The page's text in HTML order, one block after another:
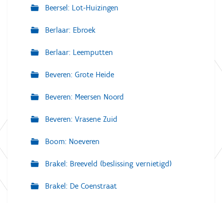
Beersel: Lot-Huizingen
Berlaar: Ebroek
Berlaar: Leemputten
Beveren: Grote Heide
Beveren: Meersen Noord
Beveren: Vrasene Zuid
Boom: Noeveren
Brakel: Breeveld (beslissing vernietigd)
Brakel: De Coenstraat